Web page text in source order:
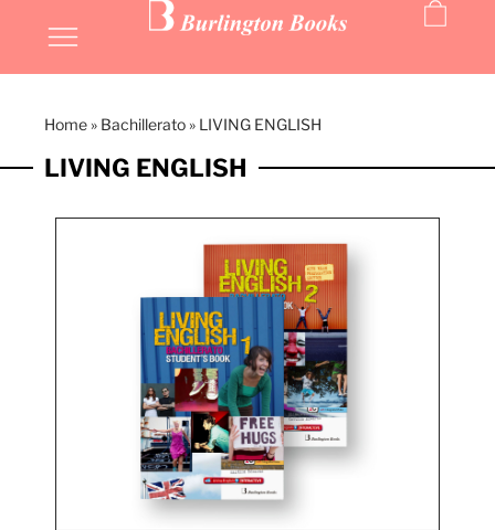
Home » Bachillerato » LIVING ENGLISH
LIVING ENGLISH